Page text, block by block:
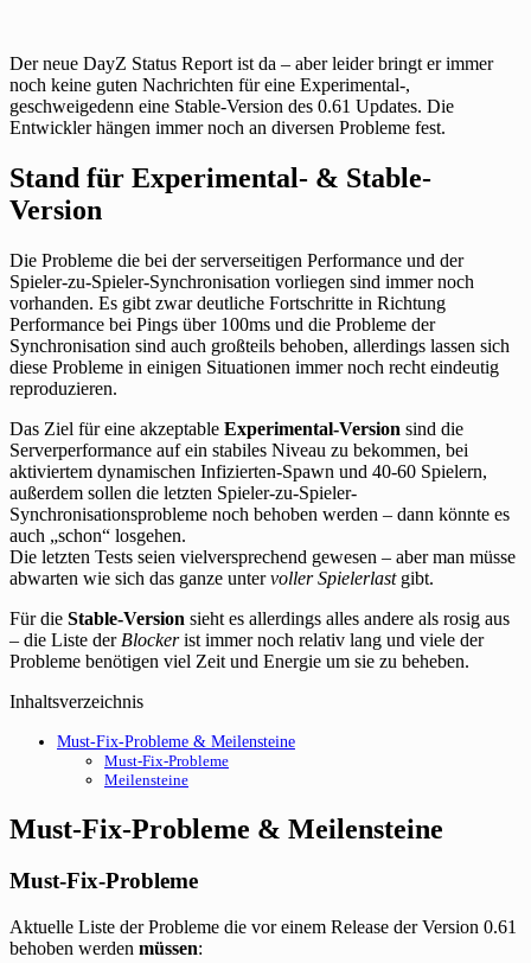
Der neue DayZ Status Report ist da – aber leider bringt er immer
noch keine guten Nachrichten für eine Experimental-,
geschweigedenn eine Stable-Version des 0.61 Updates. Die
Entwickler hängen immer noch an diversen Probleme fest.
Stand für Experimental- & Stable-
Version
Die Probleme die bei der serverseitigen Performance und der
Spieler-zu-Spieler-Synchronisation vorliegen sind immer noch
vorhanden. Es gibt zwar deutliche Fortschritte in Richtung
Performance bei Pings über 100ms und die Probleme der
Synchronisation sind auch großteils behoben, allerdings lassen sich
diese Probleme in einigen Situationen immer noch recht eindeutig
reproduzieren.
Das Ziel für eine akzeptable Experimental-Version sind die
Serverperformance auf ein stabiles Niveau zu bekommen, bei
aktiviertem dynamischen Infizierten-Spawn und 40-60 Spielern,
außerdem sollen die letzten Spieler-zu-Spieler-
Synchronisationsprobleme noch behoben werden – dann könnte es
auch „schon“ losgehen.
Die letzten Tests seien vielversprechend gewesen – aber man müsse
abwarten wie sich das ganze untervoller Spielerlastgibt.
Für die Stable-Version sieht es allerdings alles andere als rosig aus
– die Liste der Blockerist immer noch relativ lang und viele der
Probleme benötigen viel Zeit und Energie um sie zu beheben.
Inhaltsverzeichnis
Must-Fix-Probleme & Meilensteine
Must-Fix-Probleme
Meilensteine
Must-Fix-Probleme & Meilensteine
Must-Fix-Probleme
Aktuelle Liste der Probleme die vor einem Release der Version 0.61
behoben werden müssen: